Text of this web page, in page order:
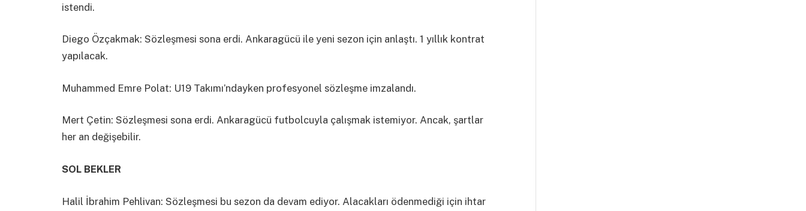
istendi.
Diego Özçakmak: Sözleşmesi sona erdi. Ankaragücü ile yeni sezon için anlaştı. 1 yıllık kontrat
yapılacak.
Muhammed Emre Polat: U19 Takımı’ndayken profesyonel sözleşme imzalandı.
Mert Çetin: Sözleşmesi sona erdi. Ankaragücü futbolcuyla çalışmak istemiyor. Ancak, şartlar
her an değişebilir.
SOL BEKLER
Halil İbrahim Pehlivan: Sözleşmesi bu sezon da devam ediyor. Alacakları ödenmediği için ihtar